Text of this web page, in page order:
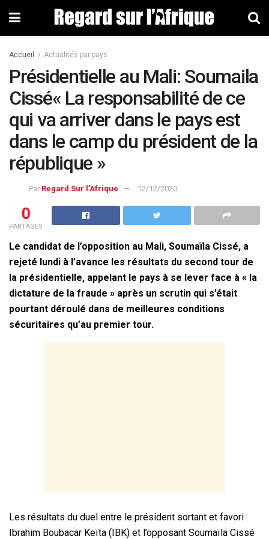
Accueil Actualités par pays
Présidentielle au Mali: Soumaila
Cissé« La responsabilité de ce
qui va arriver dans le pays est
dans le camp du président de la
république »
Par Regard Sur l'Afrique 12/12/2020
0
PARTAGES
Le candidat de l’opposition au Mali, Soumaïla Cissé, a
rejeté lundi à l’avance les résultats du second tour de
la présidentielle, appelant le pays à se lever face à « la
dictature de la fraude » après un scrutin qui s’était
pourtant déroulé dans de meilleures conditions
sécuritaires qu’au premier tour.
Les résultats du duel entre le président sortant et favori
Ibrahim Boubacar Keïta (IBK) et l’opposant Soumaïla Cissé